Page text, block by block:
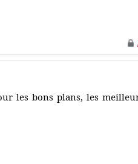
les bons plans, les